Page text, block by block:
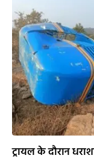
ट्रायल के दौरान